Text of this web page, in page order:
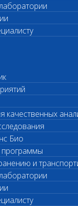
качественных
Био
и